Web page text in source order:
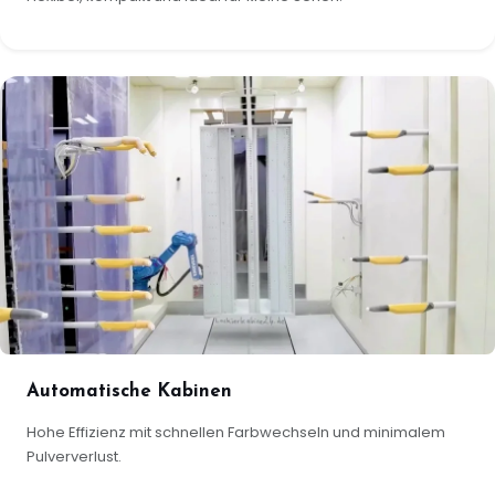
Automatische Kabinen
Hohe Effizienz mit schnellen Farbwechseln und minimalem
Pulververlust.